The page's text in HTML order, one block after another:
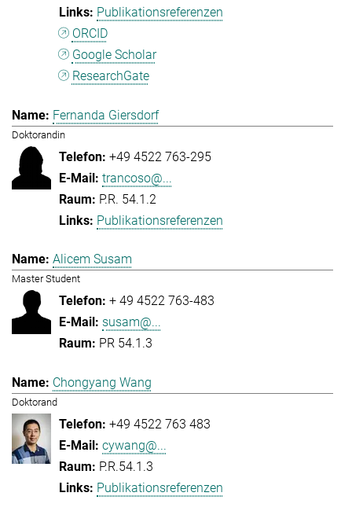
Publikationsreferenzen
ORCID
Google Scholar
ResearchGate
Fernanda Giersdorf
Doktorandin
+49 4522 763-295
trancoso@...
P.R. 54.1.2
Publikationsreferenzen
Alicem Susam
Master Student
+ 49 4522 763-483
susam@...
PR 54.1.3
Chongyang Wang
Doktorand
+49 4522 763 483
cywang@...
P.R.54.1.3
Publikationsreferenzen